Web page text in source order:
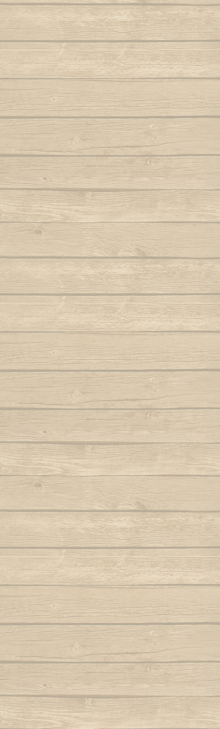
E hoje tem capoeira
Autor : Mestre Camisa (Abada)
E la la eh la eh la
Autor : Mestre Esquilo
E marinheiro
Autor : Fala Mansa (Capoeira Abada)
Eh Bahia
Autor : Mestre Boneco Canta
Ela e linda a Capoeira
Autor : Mestre Capu
Ela te chama (Capoeira vem)
Autor : Contra-Mestre Chicão
Eu acabei de chegar trazendo dendê
Eu quero voltar
Autor : Faisca (Grupo Candeias)
Eu vou tambem, eu vou pro mar
Autor : Lagarto (Grupo Camangula)
Familia de ouro
Autor : Mestre Chicote (Cordão de Ouro
Paris)
Folha seca
Hoje eu tava pensando em casa
Autor : Professor Pretinho
Hoje me leva o coração pra Bahia
Autor : Graduado Voador (Capoeira Nagô)
Hoje tem capoeira aiá
Autor : Instrutor Saracuru (Capoeira Brasil)
La na Bahia côco de dendê
Lembra de Bimba
Autor : Graduado Voador (Capoeira Nago)
Ser
Autor :
Autor :
Sou
Sou
Autor : Mestre
Tin tin
Autor : Mestre
Vou no